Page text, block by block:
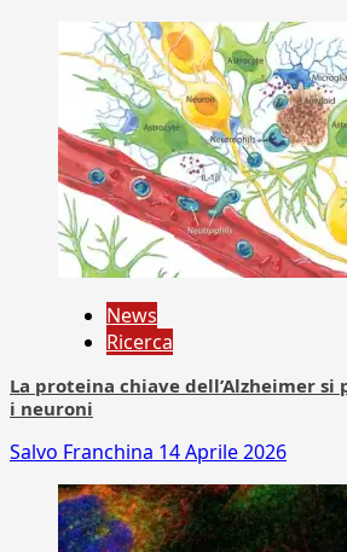
News
Ricerca
La proteina chiave dell’Alzheimer
i neuroni
Salvo Franchina 14 Aprile 2026